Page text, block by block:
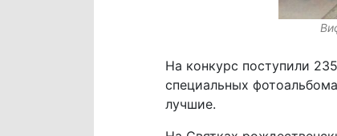
На конкурс поступили
специальных
лучшие.